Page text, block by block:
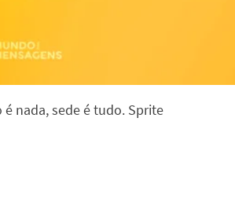
é nada, sede é tudo. Sprite